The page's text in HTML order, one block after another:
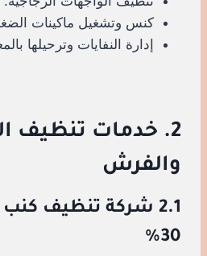
كنس وتشغيل ماكينات
إدارة النفايات وترحيلها
2. خدمات تنظيف
والفرش
2.1 شركة تنظيف
30%